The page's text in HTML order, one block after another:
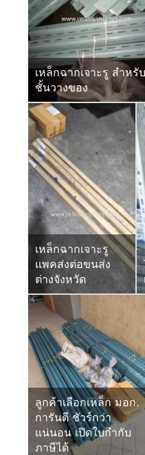
เหล็กฉากเจาะรู สำหรั
ชั้นวางของ
เหล็กฉากเจาะรู
แพคส่งต่อขนส่ง
ต่างจังหวัด
ลูกค้าเลือกเหล็ก มอก.
การันตี ชัวร์กว่า
แน่นอน เปิดใบกำกับ
ภาษีได้